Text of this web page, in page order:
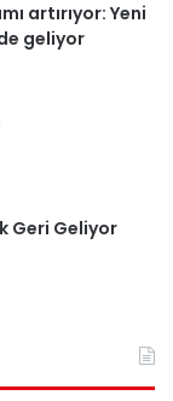
artırıyor: Yeni
geliyor
Geri Geliyor